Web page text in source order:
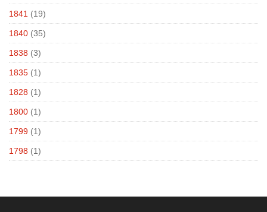
1841 (19)
1840 (35)
1838 (3)
1835 (1)
1828 (1)
1800 (1)
1799 (1)
1798 (1)